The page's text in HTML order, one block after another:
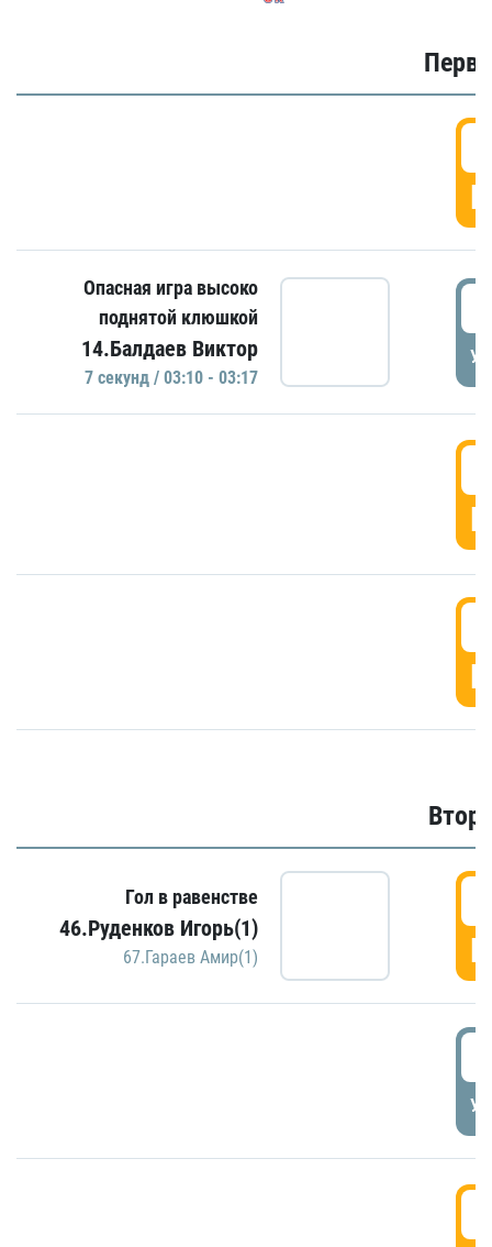
Опасная игра высоко
поднятой клюшкой
14.Балдаев Виктор
7 секунд / 03:10 - 03:17
Гол в равенстве
46.Руденков Игорь(1)
67.Гараев Амир(1)